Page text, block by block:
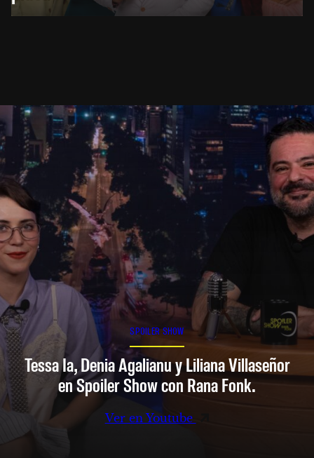
SPOILER SHOW
Tessa Ia, Denia Agalianu y Liliana Villaseñor
en Spoiler Show con Rana Fonk.
Ver en Youtube